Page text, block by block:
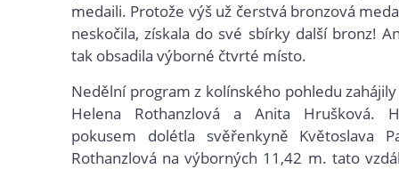
medaili. Protože výš už čerstvá bronzová
neskočila, získala do své sbírky další bronz!
tak obsadila výborné čtvrté místo.
Nedělní program z kolínského pohledu
Helena Rothanzlová a Anita Hrušková.
pokusem dolétla svěřenkyně Květoslava
Rothanzlová na výborných 11,42 m. tato